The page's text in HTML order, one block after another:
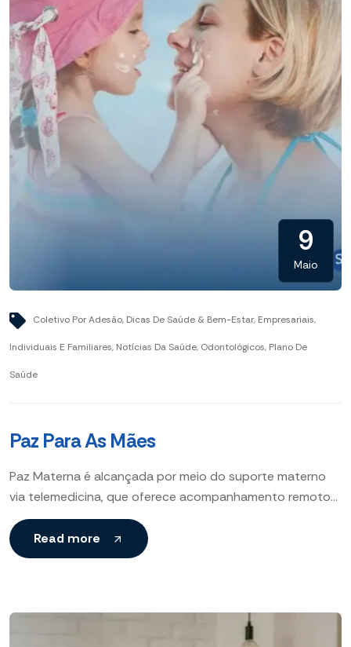
9
Maio
Coletivo Por Adesão, Dicas De Saúde & Bem-Estar, Empresariais,
Individuais E Familiares, Notícias Da Saúde, Odontológicos, Plano De
Saúde
Paz Para As Mães
Paz Materna é alcançada por meio do suporte materno
via telemedicina, que oferece acompanhamento remoto
personalizado para gestantes e mães, garantindo
conforto, segurança e orientação
Read more